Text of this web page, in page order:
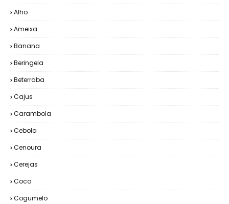
Alho
Ameixa
Banana
Beringela
Beterraba
Cajus
Carambola
Cebola
Cenoura
Cerejas
Coco
Cogumelo